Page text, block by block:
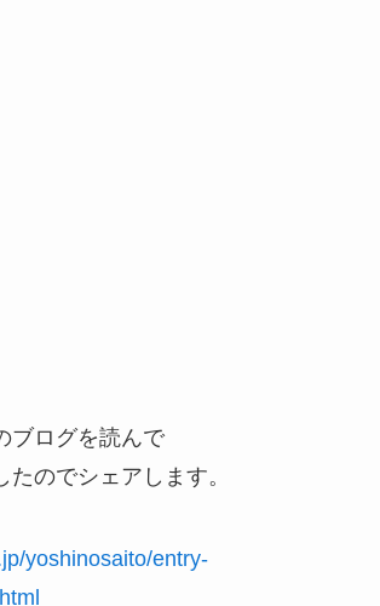
ブログを読んで
のでシェアします。
yoshinosaito/entry-